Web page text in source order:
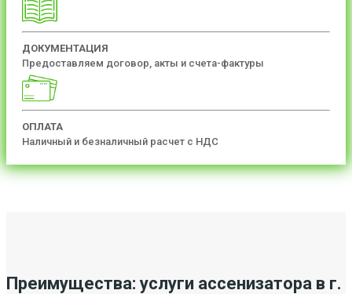
ДОКУМЕНТАЦИЯ
Предоставляем договор, акты и счета-фактуры
ОПЛАТА
Наличный и безналичный расчет с НДС
Преимущества: услуги ассенизатора в г.